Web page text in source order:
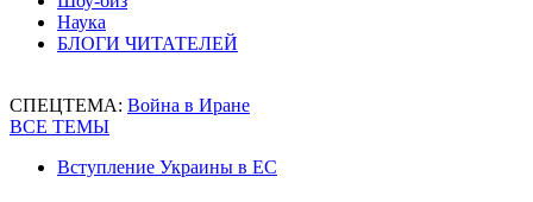
Наука
БЛОГИ ЧИТАТЕЛЕЙ
СПЕЦТЕМА: Война в Иране
ВСЕ ТЕМЫ
Вступление Украины в ЕС